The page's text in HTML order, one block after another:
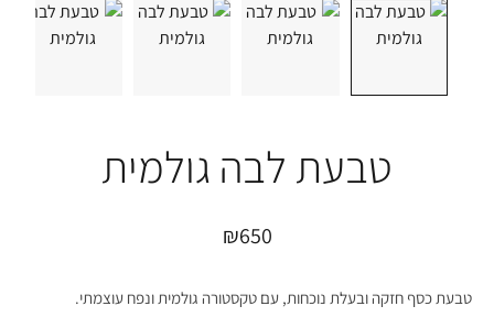
טבעת לבה גולמית
₪650
טבעת כסף חזקה ובעלת נוכחות, עם טקסטורה גולמית ונפח עוצמתי.